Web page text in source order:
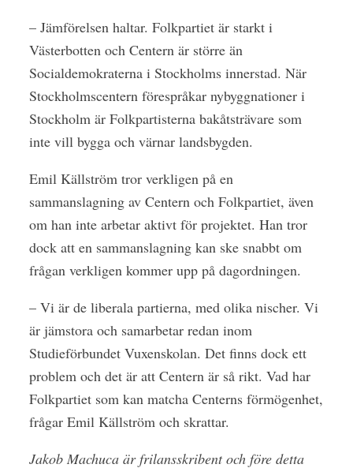
– Jämförelsen haltar. Folkpartiet är starkt i
Västerbotten och Centern är större än
Socialdemokraterna i Stockholms innerstad. När
Stockholmscentern förespråkar nybyggnationer i
Stockholm är Folkpartisterna bakåtsträvare som
inte vill bygga och värnar landsbygden.
Emil Källström tror verkligen på en
sammanslagning av Centern och Folkpartiet, även
om han inte arbetar aktivt för projektet. Han tror
dock att en sammanslagning kan ske snabbt om
frågan verkligen kommer upp på dagordningen.
– Vi är de liberala partierna, med olika nischer. Vi
är jämstora och samarbetar redan inom
Studieförbundet Vuxenskolan. Det finns dock ett
problem och det är att Centern är så rikt. Vad har
Folkpartiet som kan matcha Centerns förmögenhet,
frågar Emil Källström och skrattar.
Jakob Machuca är frilansskribent och före detta